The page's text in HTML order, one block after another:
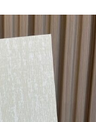
Thêm
thích